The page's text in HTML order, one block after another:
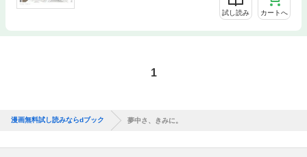
試し読み カートへ
1
漫画無料試し読みならdブック 夢中さ、きみに。